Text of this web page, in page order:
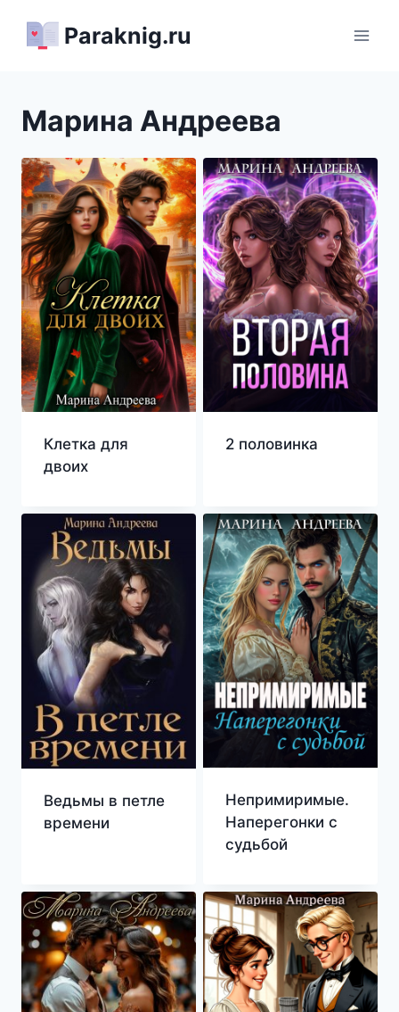
Paraknig.ru
Марина Андреева
Клетка для
двоих
2 половинка
Ведьмы в петле
времени
Непримиримые.
Наперегонки с
судьбой